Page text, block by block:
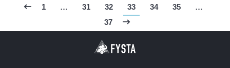
1 … 31 32 33 34 35
…
37